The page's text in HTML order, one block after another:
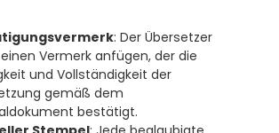
: Der Übersetzer
Vermerk anfügen, der die
und Vollständigkeit der
gemäß dem
bestätigt.